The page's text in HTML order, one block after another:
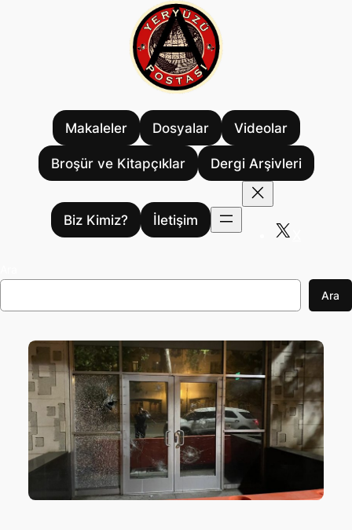
Makaleler Dosyalar Videolar
Broşür ve Kitapçıklar Dergi Arşivleri
Biz Kimiz?
İletişim
Ara